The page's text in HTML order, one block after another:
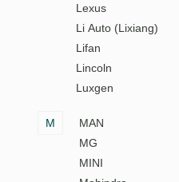
Lexus
Li Auto (Lixiang)
Lifan
Lincoln
Luxgen
M
MAN
MG
MINI